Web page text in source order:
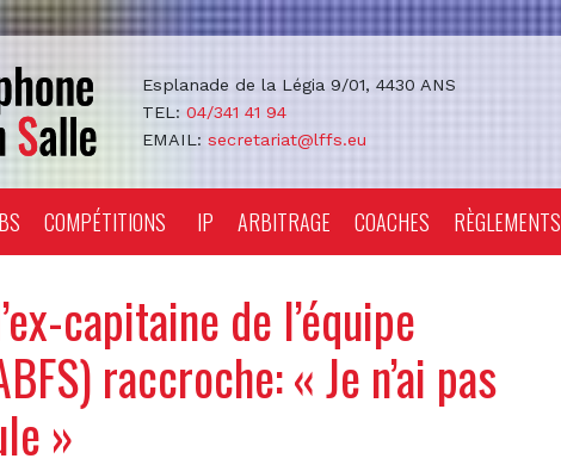
Esplanade de la Légia 9/01, 4430 ANS
TEL: 04/341 41 94
EMAIL: secretariat@lffs.eu
COMPÉTITIONS IP ARBITRAGE COACHES RÈGLEMENTS
capitaine de l’équipe
raccroche: « Je n’ai pas
»